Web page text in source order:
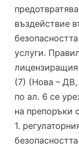
въздействие
услуги.
лицензиращия
(7) (Нова – ДВ,
по ал. 6 се
на препоръки
1.